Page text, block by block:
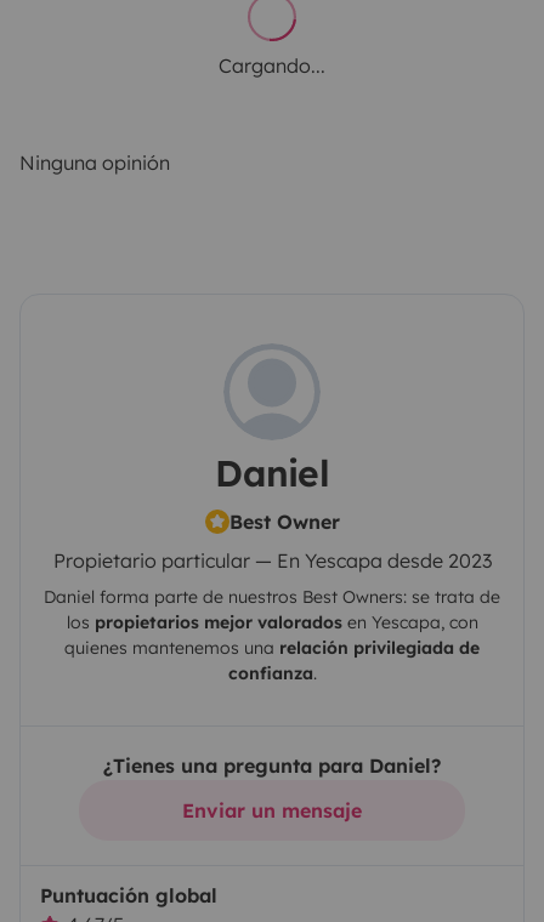
Cargando...
Ninguna opinión
Daniel
Best Owner
Propietario particular — En Yescapa desde 2023
Daniel forma parte de nuestros Best Owners: se trata de
los propietarios mejor valoradosen Yescapa, con
quienes mantenemos una relación privilegiada de
confianza.
¿Tienes una pregunta para Daniel?
Enviar un mensaje
Puntuación global